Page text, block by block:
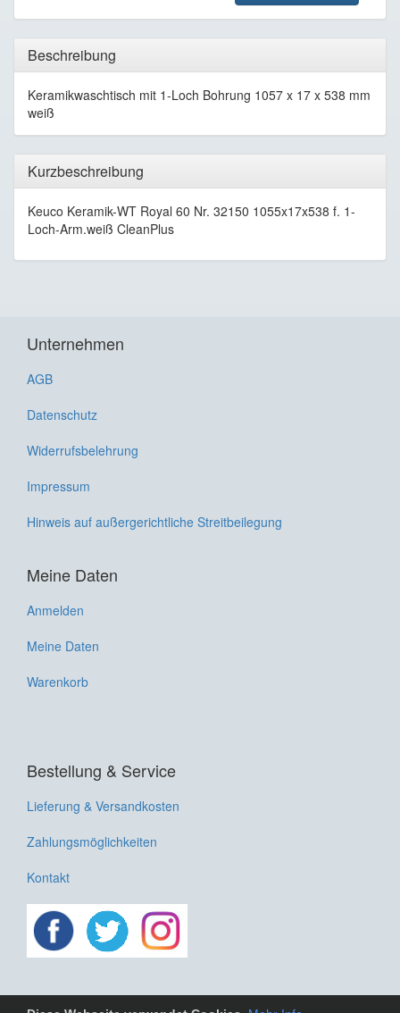
Beschreibung
Keramikwaschtisch mit 1-Loch Bohrung 1057 x 17 x 538 mm
weiß
Kurzbeschreibung
Keuco Keramik-WT Royal 60 Nr. 32150 1055x17x538 f. 1-
Loch-Arm.weiß CleanPlus
Unternehmen
AGB
Datenschutz
Widerrufsbelehrung
Impressum
Hinweis auf außergerichtliche Streitbeilegung
Meine Daten
Anmelden
Meine Daten
Warenkorb
Bestellung & Service
Lieferung & Versandkosten
Zahlungsmöglichkeiten
Kontakt